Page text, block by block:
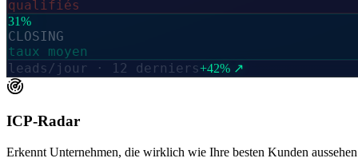
qualifiés
31%
CLOSING
taux moyen
leads/jour · 12 derniers+42% ↗
ICP-Radar
Erkennt Unternehmen, die wirklich wie Ihre besten Kunden